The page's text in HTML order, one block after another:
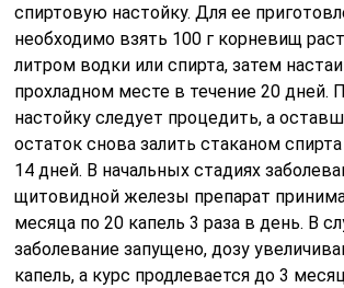
спиртовую настойку. Для ее
необходимо взять 100 г корневищ
литром водки или спирта, затем
прохладном месте в течение 20 дней.
настойку следует процедить, а
остаток снова залить стаканом
14 дней. В начальных стадиях
щитовидной железы препарат
месяца по 20 капель 3 раза в день. В
заболевание запущено, дозу
капель, а курс продлевается до 3